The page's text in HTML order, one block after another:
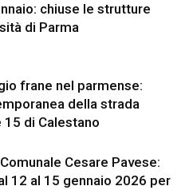
chiuse le strutture
di Parma
frane nel parmense:
della strada
15 di Calestano
Cesare Pavese:
12 al 15 gennaio 2026 per